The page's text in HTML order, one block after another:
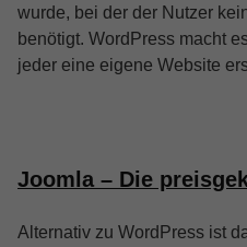
wurde, bei der der Nutzer
benötigt. WordPress macht
jeder eine eigene Website
Joomla – Die
Alternativ zu WordPress ist